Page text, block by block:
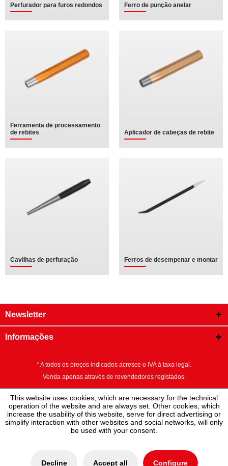
Perfurador para furos redondos Ferro de punção anelar
Ferramenta de processamento
de rebites
Aplicador de cabeças de rebite
Cavilhas de perfuração Ferros de desempenar e montar
Newsletter
Informações
* A todos os preços indicados acresce o IVA à taxa legal.
Venda apenas através de revendedores registados.
This website uses cookies, which are necessary for the technical
operation of the website and are always set. Other cookies, which
increase the usability of this website, serve for direct advertising or
simplify interaction with other websites and social networks, will only
be used with your consent.
Decline Accept all Configure